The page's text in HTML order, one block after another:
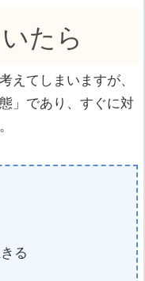
たら
えてしまいますが、
」であり、すぐに対
る